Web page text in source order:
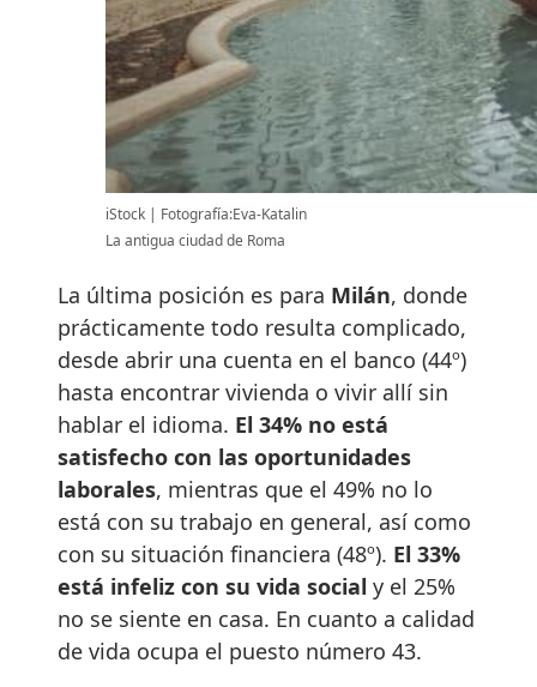
iStock
Fotografía:Eva-Katalin
La antigua ciudad de Roma
La última posición es para Milán, donde
prácticamente todo resulta complicado,
desde abrir una cuenta en el banco (44º)
hasta encontrar vivienda o vivir allí sin
hablar el idioma. El 34% no está
satisfecho con las oportunidades
laborales, mientras que el 49% no lo
está con su trabajo en general, así como
con su situación financiera (48º). El 33%
está infeliz con su vida social y el 25%
no se siente en casa. En cuanto a calidad
de vida ocupa el puesto número 43.